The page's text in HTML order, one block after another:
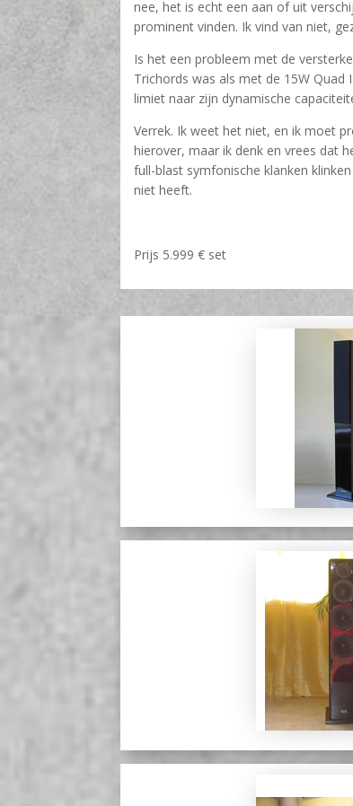
nee, het is echt een aan of uit
prominent vinden. Ik vind van niet,
Is het een probleem met de
Trichords was als met de 15W
limiet naar zijn dynamische
Verrek. Ik weet het niet, en ik moet
hierover, maar ik denk en vrees dat
full-blast symfonische klanken
niet heeft.
Prijs 5.999 € set